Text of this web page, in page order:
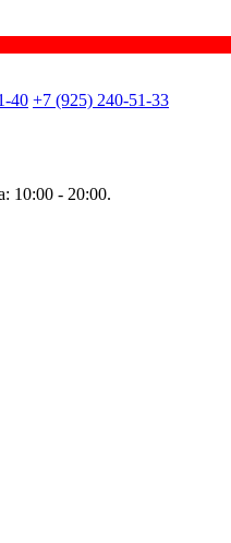
40 +7 (925) 240-51-33
10:00 - 20:00.